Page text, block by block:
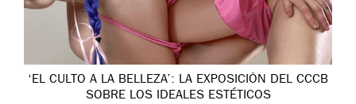
‘EL CULTO A LA BELLEZA’: LA EXPOSICIÓN DEL CCCB
SOBRE LOS IDEALES ESTÉTICOS